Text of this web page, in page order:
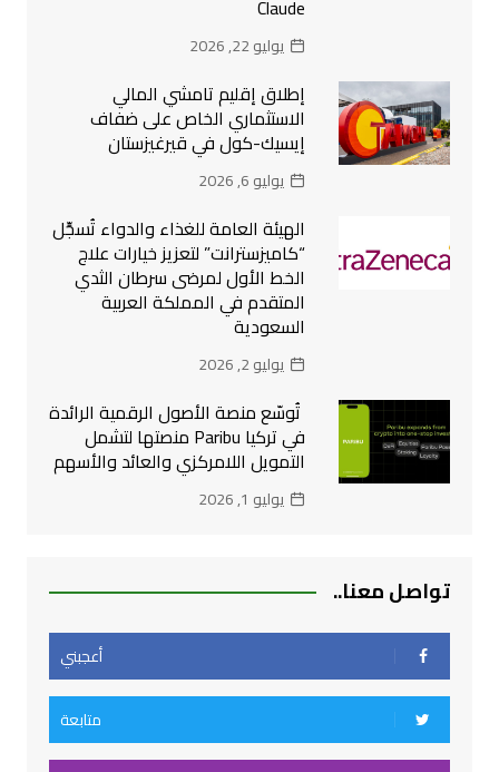
Claude
يوليو 22, 2026
إطلاق إقليم تامشي المالي
الاستثماري الخاص على ضفاف
إيسيك-كول في قيرغيزستان
يوليو 6, 2026
الهيئة العامة للغذاء والدواء تُسجِّل
“كاميزسترانت” لتعزيز خيارات علاج
الخط الأول لمرضى سرطان الثدي
المتقدم في المملكة العربية
السعودية
يوليو 2, 2026
تُوسّع منصة الأصول الرقمية الرائدة
في تركيا Paribu منصتها لتشمل
التمويل اللامركزي والعائد والأسهم
يوليو 1, 2026
تواصل معنا..
أعجبني
متابعة